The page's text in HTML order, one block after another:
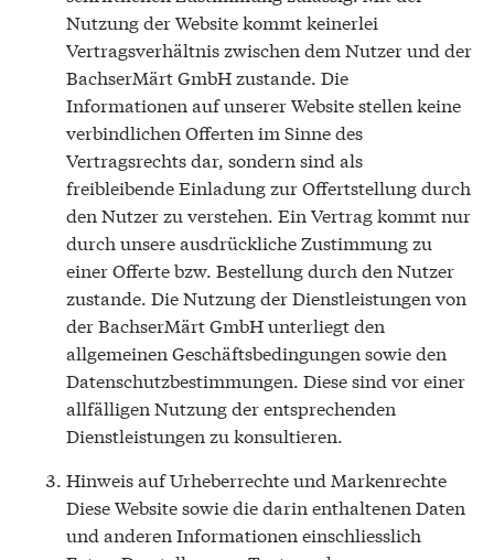
Nutzung der Website kommt keinerlei
Vertragsverhältnis zwischen dem Nutzer und der
BachserMärt GmbH zustande. Die
Informationen auf unserer Website stellen keine
verbindlichen Offerten im Sinne des
Vertragsrechts dar, sondern sind als
freibleibende Einladung zur Offertstellung durch
den Nutzer zu verstehen. Ein Vertrag kommt nur
durch unsere ausdrückliche Zustimmung zu
einer Offerte bzw. Bestellung durch den Nutzer
zustande. Die Nutzung der Dienstleistungen von
der BachserMärt GmbH unterliegt den
allgemeinen Geschäftsbedingungen sowie den
Datenschutzbestimmungen. Diese sind vor einer
allfälligen Nutzung der entsprechenden
Dienstleistungen zu konsultieren.
Hinweis auf Urheberrechte und Markenrechte
Diese Website sowie die darin enthaltenen Daten
und anderen Informationen einschliesslich